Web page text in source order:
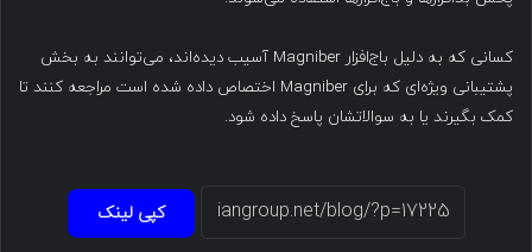
کسانی که به دلیل باج‌افزار Magniber آسیب دیده‌اند، می‌توانند به بخش
پشتیبانی ویژه‌ای که برای Magniber اختصاص داده شده است مراجعه کنند تا
کمک بگیرند یا به سوالاتشان پاسخ داده شود.
کپی لینک